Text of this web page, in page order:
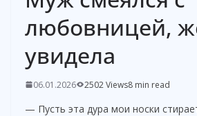
любовницей,
увидела
06.01.2026 2502 Views8 min read
— Пусть эта дура мои носки